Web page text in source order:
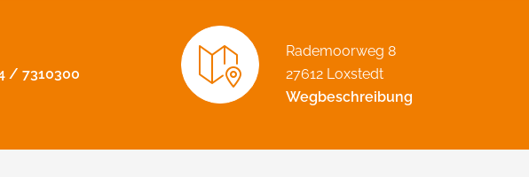
/ 7310300
Rademoorweg 8
27612 Loxstedt
Wegbeschreibung